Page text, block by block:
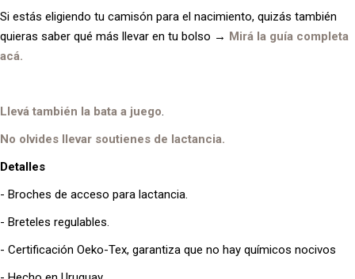
Si estás eligiendo tu camisón para el nacimiento, quizás también
quieras saber qué más llevar en tu bolso → Mirá la guía completa
acá.
Llevá también la bata a juego.
No olvides llevar soutienes de lactancia.
Detalles
- Broches de acceso para lactancia.
- Breteles regulables.
- Certificación Oeko-Tex, garantiza que no hay químicos nocivos